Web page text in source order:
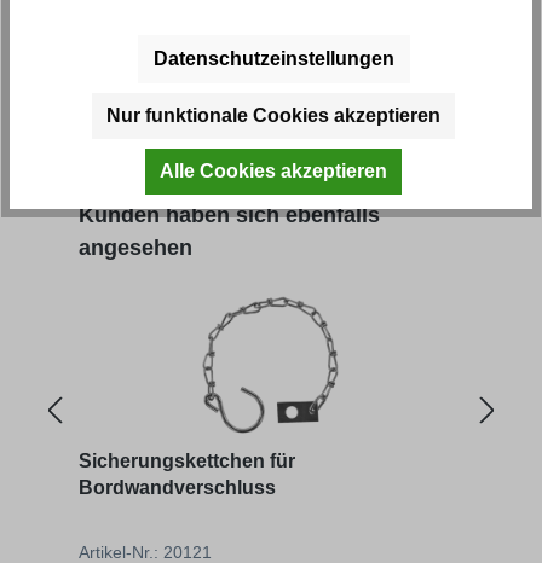
Regulärer Preis:
Produktgalerie überspringen
Kunden haben sich ebenfalls
angesehen
Sicherungskettchen für
Bordwandverschluss
Artikel-Nr.: 20121
Datenschutzeinstellungen
Nur funktionale Cookies akzeptieren
Alle Cookies akzeptieren